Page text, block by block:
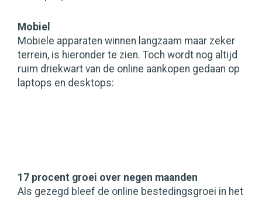
Mobiel
Mobiele apparaten winnen langzaam maar zeker
terrein, is hieronder te zien. Toch wordt nog altijd
ruim driekwart van de online aankopen gedaan op
laptops en desktops:
17 procent groei over negen maanden
Als gezegd bleef de online bestedingsgroei in het